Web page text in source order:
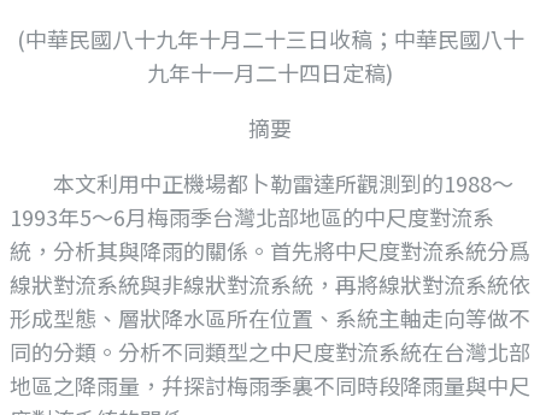
(中華民國八十九年十月二十三日收稿；中華民國八十
九年十一月二十四日定稿)
摘要
本文利用中正機場都卜勒雷達所觀測到的1988～
1993年5～6月梅雨季台灣北部地區的中尺度對流系
統，分析其與降雨的關係。首先將中尺度對流系統分爲
線狀對流系統與非線狀對流系統，再將線狀對流系統依
形成型態、層狀降水區所在位置、系統主軸走向等做不
同的分類。分析不同類型之中尺度對流系統在台灣北部
地區之降雨量，幷探討梅雨季裏不同時段降雨量與中尺